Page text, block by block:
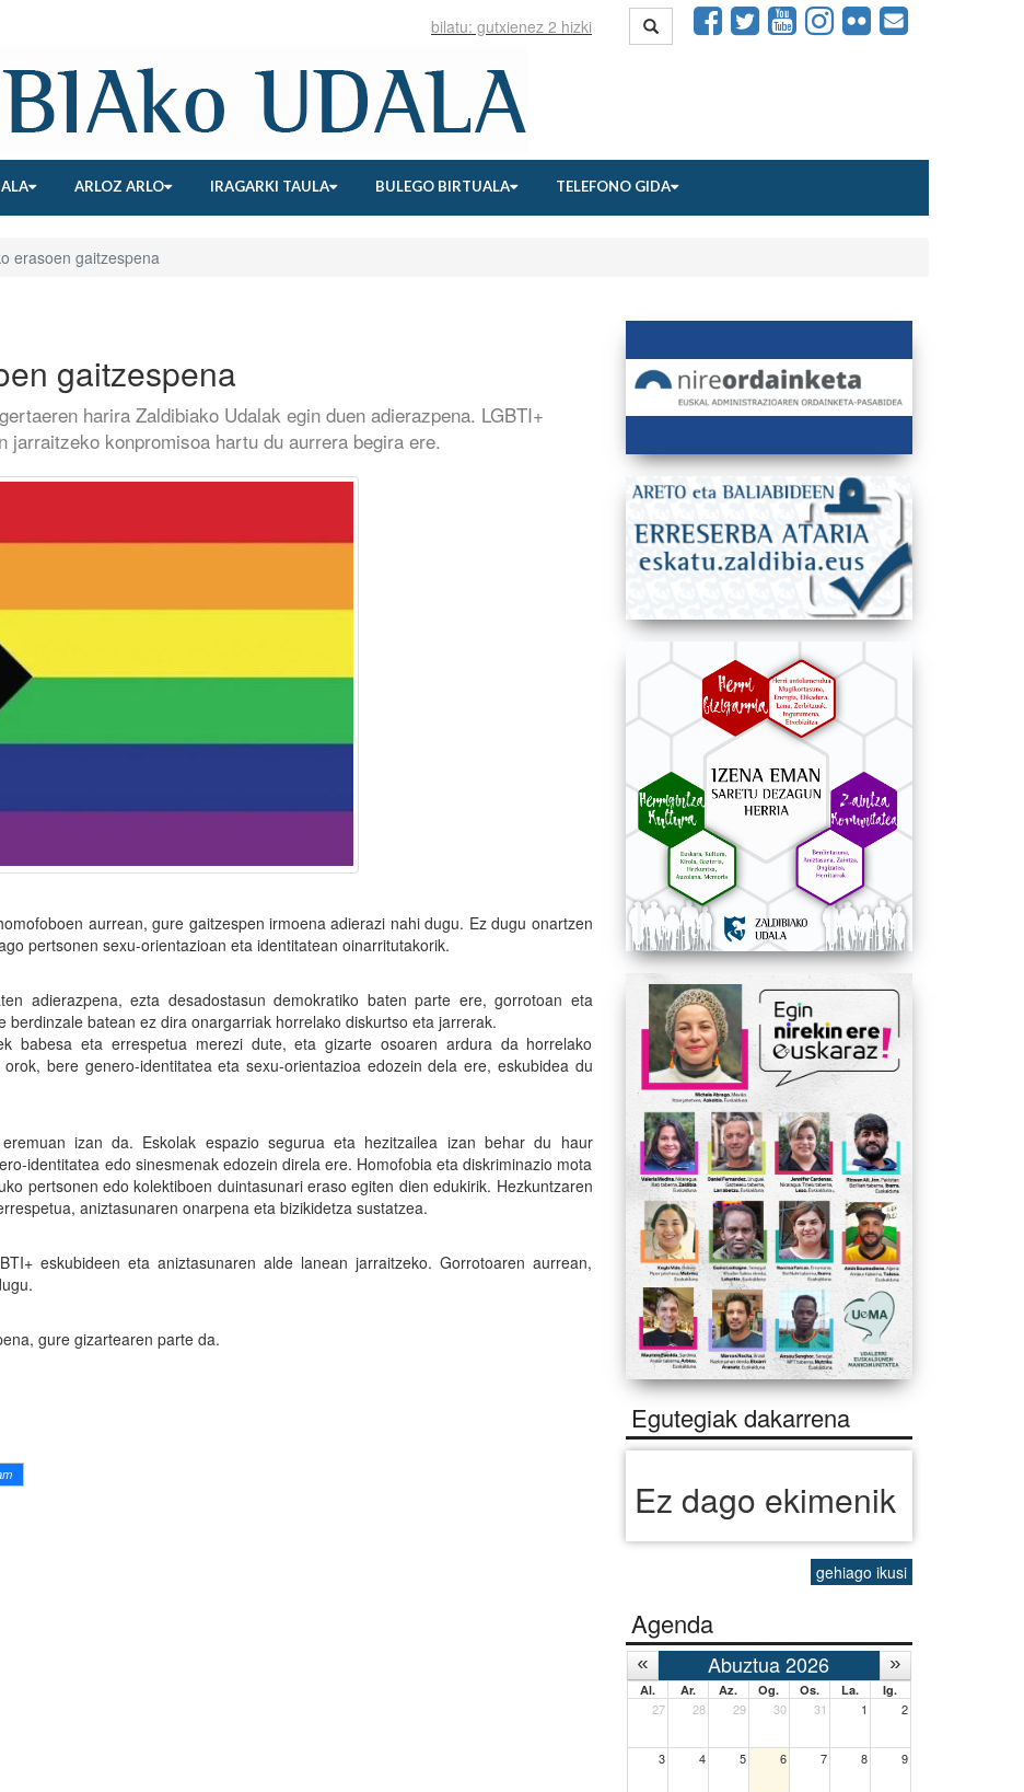
ARLOZ ARLO IRAGARKI TAULA BULEGO BIRTUALA TELEFONO GIDA
erasoen gaitzespena
gaitzespena
harira Zaldibiako Udalak egin duen adierazpena. LGBTI+
jarraitzeko konpromisoa hartu du aurrera begira ere.
aurrean, gure gaitzespen irmoena adierazi nahi dugu. Ez dugu onartzen
pertsonen sexu-orientazioan eta identitatean oinarritutakorik.
adierazpena, ezta desadostasun demokratiko baten parte ere, gorrotoan eta
batean ez dira onargarriak horrelako diskurtso eta jarrerak.
babesa eta errespetua merezi dute, eta gizarte osoaren ardura da horrelako
bere genero-identitatea eta sexu-orientazioa edozein dela ere, eskubidea du
izan da. Eskolak espazio segurua eta hezitzailea izan behar du haur
identitatea edo sinesmenak edozein direla ere. Homofobia eta diskriminazio mota
pertsonen edo kolektiboen duintasunari eraso egiten dien edukirik. Hezkuntzaren
aniztasunaren onarpena eta bizikidetza sustatzea.
eskubideen eta aniztasunaren alde lanean jarraitzeko. Gorrotoaren aurrean,
gure gizartearen parte da.
Egutegiak dakarrena
Ez dago ekimenik
gehiago ikusi
Agenda
Abuztua 2026
Al. Ar. Az. Og. Os. La. Ig.
27 28 29 30 31 1 2
3 4 5 6 7 8 9